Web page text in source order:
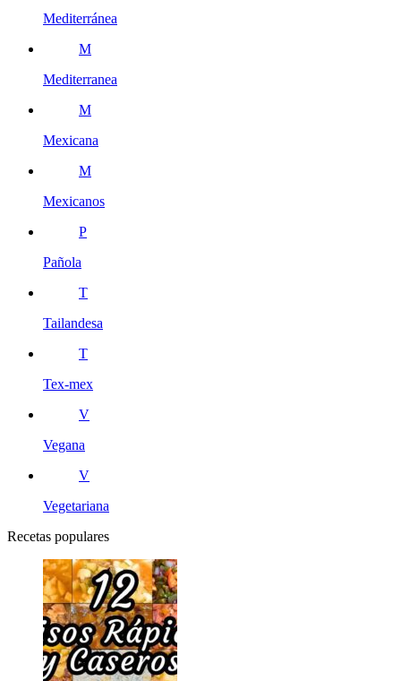
Mediterránea
M
Mediterranea
M
Mexicana
M
Mexicanos
P
Pañola
T
Tailandesa
T
Tex-mex
V
Vegana
V
Vegetariana
Recetas populares